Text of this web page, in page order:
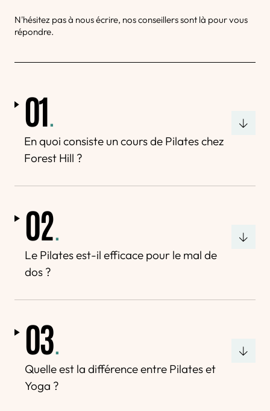
N'hésitez pas à nous écrire, nos conseillers sont là pour vous
répondre.
01.
En quoi consiste un cours de Pilates chez
Forest Hill ?
02.
Le Pilates est-il efficace pour le mal de
dos ?
03.
Quelle est la différence entre Pilates et
Yoga ?